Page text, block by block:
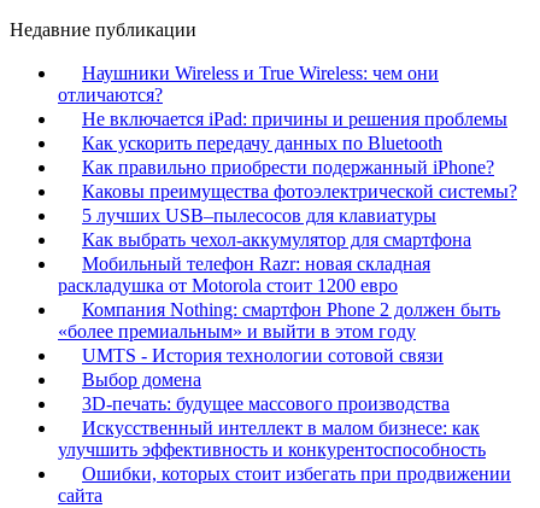
Недавние публикации
Наушники Wireless и True Wireless: чем они
отличаются?
Не включается iPad: причины и решения проблемы
Как ускорить передачу данных по Bluetooth
Как правильно приобрести подержанный iPhone?
Каковы преимущества фотоэлектрической системы?
5 лучших USB–пылесосов для клавиатуры
Как выбрать чехол-аккумулятор для смартфона
Мобильный телефон Razr: новая складная
раскладушка от Motorola стоит 1200 евро
Компания Nothing: смартфон Phone 2 должен быть
«более премиальным» и выйти в этом году
UMTS - История технологии сотовой связи
Выбор домена
3D-печать: будущее массового производства
Искусственный интеллект в малом бизнесе: как
улучшить эффективность и конкурентоспособность
Ошибки, которых стоит избегать при продвижении
сайта